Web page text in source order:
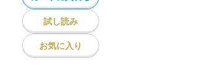
試し読み
お気に入り